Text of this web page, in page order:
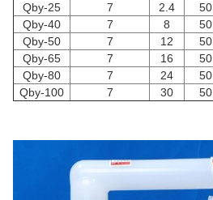
Qby-25
7 2.4 50
Qby-40
7 8 50
Qby-50
7 12 50
Qby-65
7 16 50
Qby-80
7 24 50
Qby-100
7 30 50